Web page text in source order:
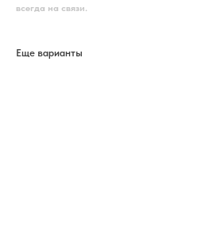
всегда на связи.
Еще варианты